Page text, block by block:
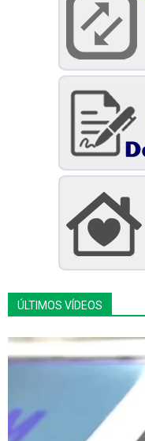
ÚLTIMOS VÍDEOS